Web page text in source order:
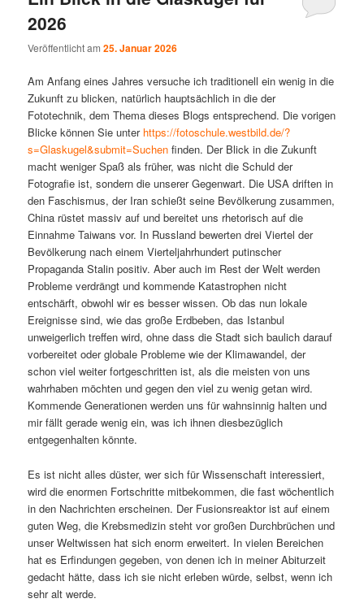
2026
Veröffentlicht am25. Januar 2026
Am Anfang eines Jahres versuche ich traditionell ein wenig in die
Zukunft zu blicken, natürlich hauptsächlich in die der
Fototechnik, dem Thema dieses Blogs entsprechend. Die vorigen
Blicke können Sie unter https://fotoschule.westbild.de/?
s=Glaskugel&submit=Suchen finden. Der Blick in die Zukunft
macht weniger Spaß als früher, was nicht die Schuld der
Fotografie ist, sondern die unserer Gegenwart. Die USA driften in
den Faschismus, der Iran schießt seine Bevölkerung zusammen,
China rüstet massiv auf und bereitet uns rhetorisch auf die
Einnahme Taiwans vor. In Russland bewerten drei Viertel der
Bevölkerung nach einem Vierteljahrhundert putinscher
Propaganda Stalin positiv. Aber auch im Rest der Welt werden
Probleme verdrängt und kommende Katastrophen nicht
entschärft, obwohl wir es besser wissen. Ob das nun lokale
Ereignisse sind, wie das große Erdbeben, das Istanbul
unweigerlich treffen wird, ohne dass die Stadt sich baulich darauf
vorbereitet oder globale Probleme wie der Klimawandel, der
schon viel weiter fortgeschritten ist, als die meisten von uns
wahrhaben möchten und gegen den viel zu wenig getan wird.
Kommende Generationen werden uns für wahnsinnig halten und
mir fällt gerade wenig ein, was ich ihnen diesbezüglich
entgegenhalten könnte.
Es ist nicht alles düster, wer sich für Wissenschaft interessiert,
wird die enormen Fortschritte mitbekommen, die fast wöchentlich
in den Nachrichten erscheinen. Der Fusionsreaktor ist auf einem
guten Weg, die Krebsmedizin steht vor großen Durchbrüchen und
unser Weltwissen hat sich enorm erweitert. In vielen Bereichen
hat es Erfindungen gegeben, von denen ich in meiner Abiturzeit
gedacht hätte, dass ich sie nicht erleben würde, selbst, wenn ich
sehr alt werde.